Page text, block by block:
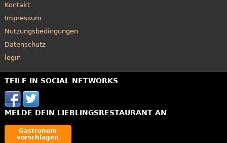
Kontakt
Impressum
Nutzungsbedingungen
Datenschutz
login
TEILE IN SOCIAL NETWORKS
MELDE DEIN LIEBLINGSRESTAURANT AN
Gastronom
vorschlagen